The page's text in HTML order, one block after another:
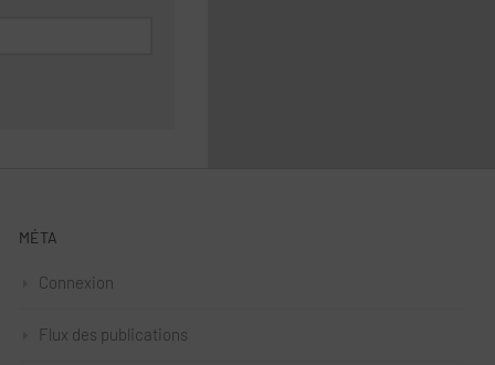
MÉTA
Connexion
Flux des publications